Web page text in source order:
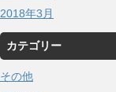
2018年3月
カテゴリー
その他